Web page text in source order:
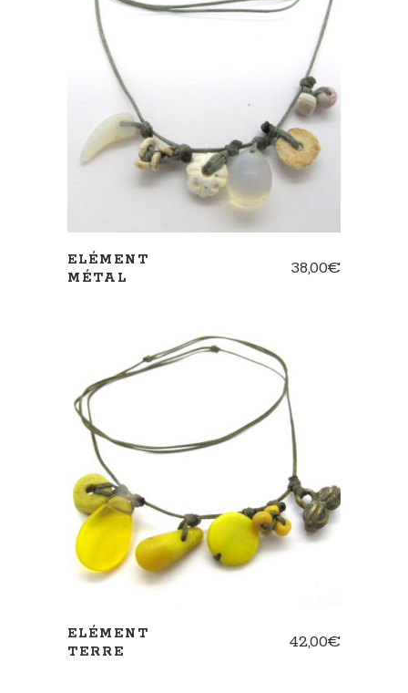
ELÉMENT
MÉTAL
38,00€
ELÉMENT
TERRE
42,00€